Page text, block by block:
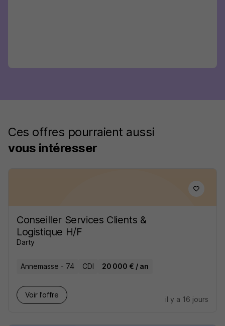
Ces offres pourraient aussi
vous intéresser
Conseiller Services Clients &
Logistique H/F
Darty
Annemasse - 74 CDI 20 000 € / an
Voir l’offre
il y a 16 jours